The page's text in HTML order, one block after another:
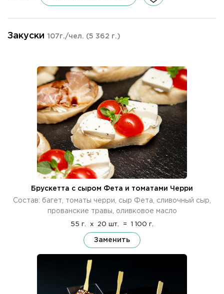
Закуски 107г./чел. (5 362 г.)
Брускетта с сыром Фета и томатами Черри
Состав: багет, томаты черри, сыр Фета, сливочный сыр,
прованские травы, оливковое масло
55 г. x 20 шт. = 1 100 г.
Заменить